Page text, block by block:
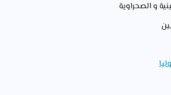
و الصحراوية